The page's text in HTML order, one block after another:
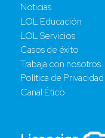
Noticias
LOL Educación
LOL Servicios
Casos de éxito
Trabaja con nosotros
Política de Privacidad
Canal Ético